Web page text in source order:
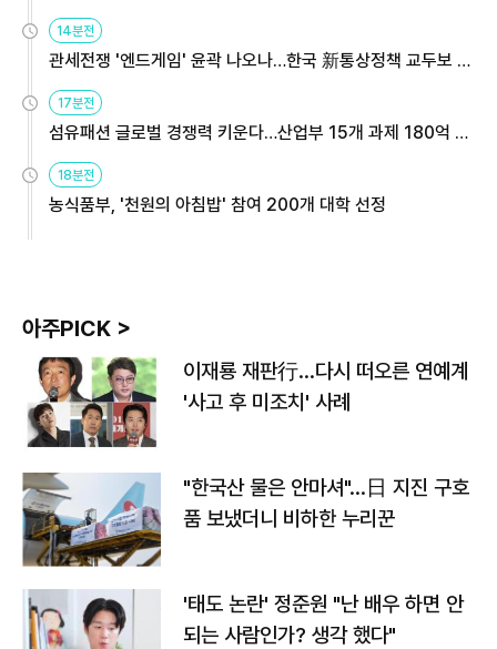
14분전
관세전쟁 '엔드게임' 윤곽 나오나…한국 新통상정책 교두보 활
17분전
섬유패션 글로벌 경쟁력 키운다…산업부 15개 과제 180억 지
18분전
농식품부, '천원의 아침밥' 참여 200개 대학 선정
아주PICK >
이재룡 재판行…다시 떠오른 연예계
'사고 후 미조치' 사례
"한국산 물은 안마셔"…日 지진 구호
품 보냈더니 비하한 누리꾼
'태도 논란' 정준원 "난 배우 하면 안
되는 사람인가? 생각 했다"